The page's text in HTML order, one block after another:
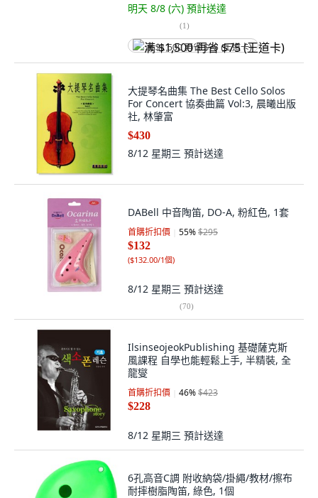
明天 8/8 (六) 預計送達
(1)
满 $1,500 再省 $75 (王道卡)
大提琴名曲集 The Best Cello Solos
For Concert 協奏曲篇 Vol:3, 晨曦出版
社, 林肇富
$430
8/12 星期三 預計送達
DABell 中音陶笛, DO-A, 粉紅色, 1套
首購折扣價 55%$295
$132
($132.00/1個)
8/12 星期三 預計送達
(70)
IlsinseojeokPublishing 基礎薩克斯
風課程 自學也能輕鬆上手, 半精裝, 全
龍燮
首購折扣價 46%$423
$228
8/12 星期三 預計送達
6孔高音C調 附收納袋/掛繩/教材/擦布
耐摔樹脂陶笛, 綠色, 1個